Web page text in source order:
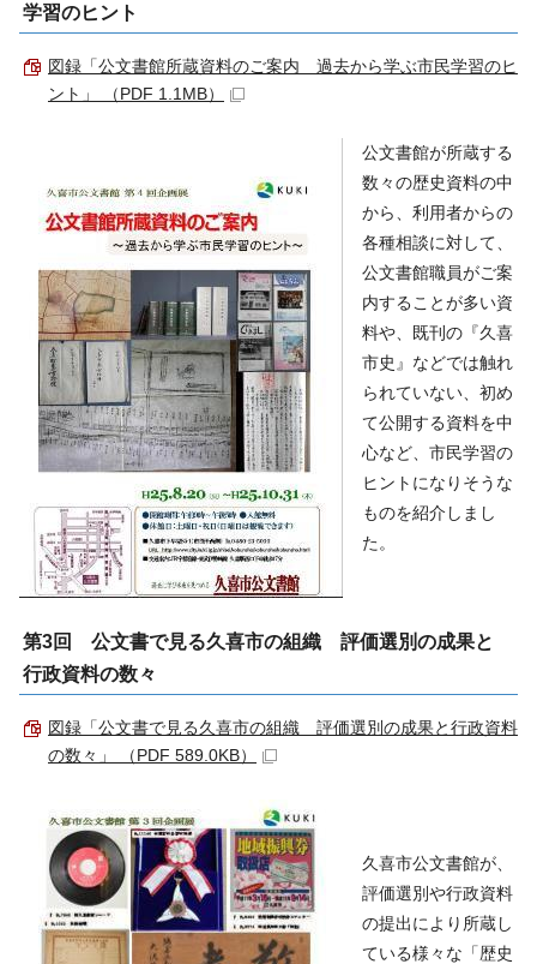
学習のヒント
図録「公文書館所蔵資料のご案内 過去から学ぶ市民学習のヒ
ント」 （PDF 1.1MB）
公文書館が所蔵する
数々の歴史資料の中
から、利用者からの
各種相談に対して、
公文書館職員がご案
内することが多い資
料や、既刊の『久喜
市史』などでは触れ
られていない、初め
て公開する資料を中
心など、市民学習の
ヒントになりそうな
ものを紹介しまし
た。
第3回 公文書で見る久喜市の組織 評価選別の成果と
行政資料の数々
図録「公文書で見る久喜市の組織 評価選別の成果と行政資料
の数々」 （PDF 589.0KB）
久喜市公文書館が、
評価選別や行政資料
の提出により所蔵し
ている様々な「歴史